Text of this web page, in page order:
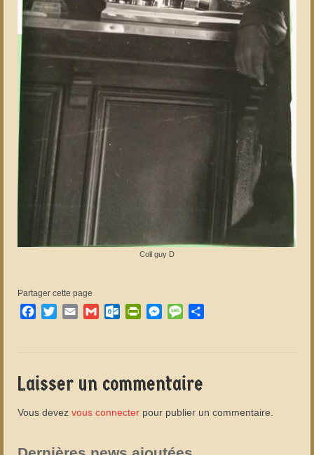
Coll guy D
Partager cette page
Facebook
TwitterEmail GmailOutlook.com
PrintFriendly
Messenger
Message
Laisser un commentaire
Vous devez vous connecter pour publier un commentaire.